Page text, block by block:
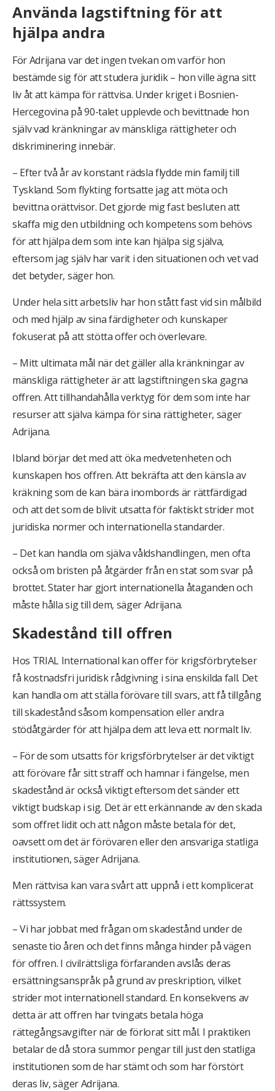
Använda lagstiftning för att
hjälpa andra
För Adrijana var det ingen tvekan om varför hon
bestämde sig för att studera juridik – hon ville ägna sitt
liv åt att kämpa för rättvisa. Under kriget i Bosnien-
Hercegovina på 90-talet upplevde och bevittnade hon
själv vad kränkningar av mänskliga rättigheter och
diskriminering innebär.
– Efter två år av konstant rädsla flydde min familj till
Tyskland. Som flykting fortsatte jag att möta och
bevittna orättvisor. Det gjorde mig fast besluten att
skaffa mig den utbildning och kompetens som behövs
för att hjälpa dem som inte kan hjälpa sig själva,
eftersom jag själv har varit i den situationen och vet vad
det betyder, säger hon.
Under hela sitt arbetsliv har hon stått fast vid sin målbild
och med hjälp av sina färdigheter och kunskaper
fokuserat på att stötta offer och överlevare.
– Mitt ultimata mål när det gäller alla kränkningar av
mänskliga rättigheter är att lagstiftningen ska gagna
offren. Att tillhandahålla verktyg för dem som inte har
resurser att själva kämpa för sina rättigheter, säger
Adrijana.
Ibland börjar det med att öka medvetenheten och
kunskapen hos offren. Att bekräfta att den känsla av
kräkning som de kan bära inombords är rättfärdigad
och att det som de blivit utsatta för faktiskt strider mot
juridiska normer och internationella standarder.
– Det kan handla om själva våldshandlingen, men ofta
också om bristen på åtgärder från en stat som svar på
brottet. Stater har gjort internationella åtaganden och
måste hålla sig till dem, säger Adrijana.
Skadestånd till offren
Hos TRIAL International kan offer för krigsförbrytelser
få kostnadsfri juridisk rådgivning i sina enskilda fall. Det
kan handla om att ställa förövare till svars, att få tillgång
till skadestånd såsom kompensation eller andra
stödåtgärder för att hjälpa dem att leva ett normalt liv.
– För de som utsatts för krigsförbrytelser är det viktigt
att förövare får sitt straff och hamnar i fängelse, men
skadestånd är också viktigt eftersom det sänder ett
viktigt budskap i sig. Det är ett erkännande av den skada
som offret lidit och att någon måste betala för det,
oavsett om det är förövaren eller den ansvariga statliga
institutionen, säger Adrijana.
Men rättvisa kan vara svårt att uppnå i ett komplicerat
rättssystem.
– Vi har jobbat med frågan om skadestånd under de
senaste tio åren och det finns många hinder på vägen
för offren. I civilrättsliga förfaranden avslås deras
ersättningsanspråk på grund av preskription, vilket
strider mot internationell standard. En konsekvens av
detta är att offren har tvingats betala höga
rättegångsavgifter när de förlorat sitt mål. I praktiken
betalar de då stora summor pengar till just den statliga
institutionen som de har stämt och som har förstört
deras liv, säger Adrijana.